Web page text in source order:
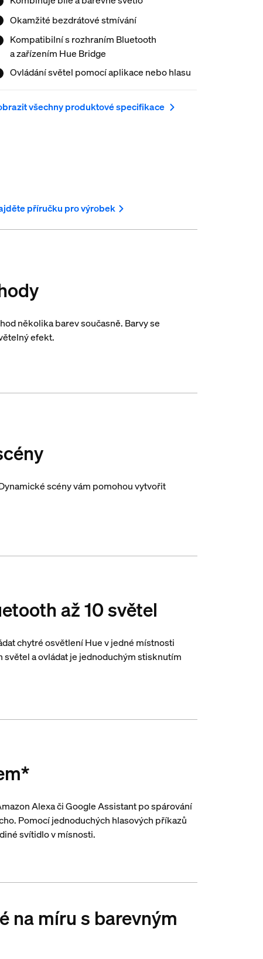
Okamžité bezdrátové stmívání
Kompatibilní s rozhraním Bluetooth
a zařízením Hue Bridge
Ovládání světel pomocí aplikace nebo hlasu
všechny produktové specifikace
příručku pro výrobek
několika barev současně. Barvy se
efekt.
scény vám pomohou vytvořit
až 10 světel
chytré osvětlení Hue v jedné místnosti
a ovládat je jednoduchým stisknutím
Alexa či Google Assistant po spárování
Pomocí jednoduchých hlasových příkazů
svítidlo v mísnosti.
na míru s barevným